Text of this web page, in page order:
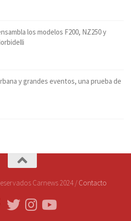
los modelos F200, NZ250 y
y grandes eventos, una prueba de
Carnews 2024 / Contacto